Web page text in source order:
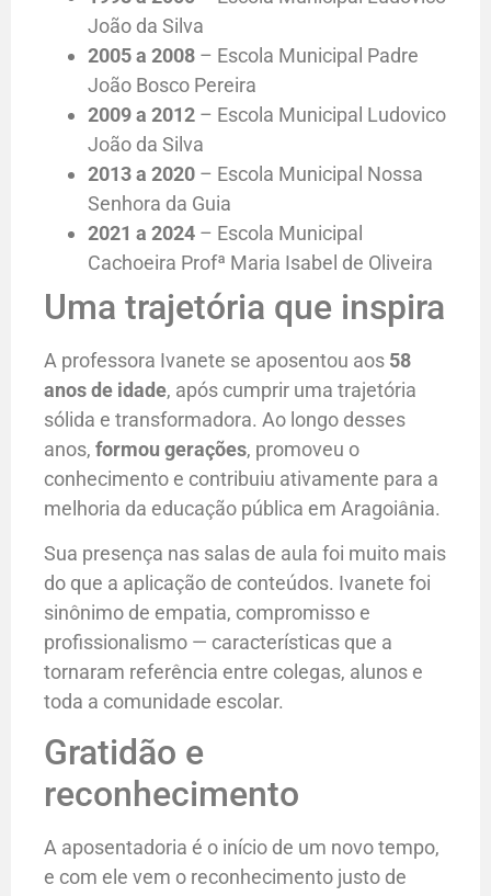
João da Silva
2005 a 2008 – Escola Municipal Padre
João Bosco Pereira
2009 a 2012 – Escola Municipal Ludovico
João da Silva
2013 a 2020 – Escola Municipal Nossa
Senhora da Guia
2021 a 2024 – Escola Municipal
Cachoeira Profª Maria Isabel de Oliveira
Uma trajetória que inspira
A professora Ivanete se aposentou aos 58
anos de idade, após cumprir uma trajetória
sólida e transformadora. Ao longo desses
anos, formou gerações, promoveu o
conhecimento e contribuiu ativamente para a
melhoria da educação pública em Aragoiânia.
Sua presença nas salas de aula foi muito mais
do que a aplicação de conteúdos. Ivanete foi
sinônimo de empatia, compromisso e
profissionalismo — características que a
tornaram referência entre colegas, alunos e
toda a comunidade escolar.
Gratidão e
reconhecimento
A aposentadoria é o início de um novo tempo,
e com ele vem o reconhecimento justo de